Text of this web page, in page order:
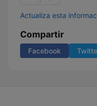
Actualiza esta
Compartir
Facebook